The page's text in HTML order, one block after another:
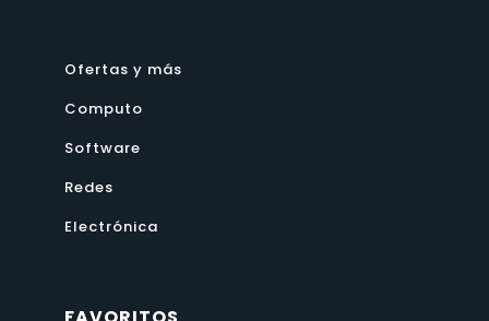
Ofertas y más
Computo
Software
Redes
Electrónica
FAVORITOS